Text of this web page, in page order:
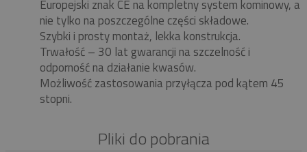
Europejski znak CE na kompletny system kominowy, a
nie tylko na poszczególne części składowe.
Szybki i prosty montaż, lekka konstrukcja.
Trwałość – 30 lat gwarancji na szczelność i
odporność na działanie kwasów.
Możliwość zastosowania przyłącza pod kątem 45
stopni.
Pliki do pobrania